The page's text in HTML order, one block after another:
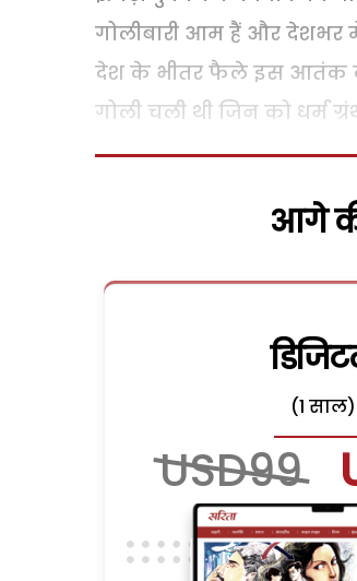
गोलीबारी आम हैं और देशभर
देश के भीतर फैले इस आतंक
गोली चली थी जिन को धर्म
आगे
(1 साल)
USD99